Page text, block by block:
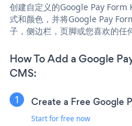
创建自定义的Google Pay Form
式和颜色，并将Google Pay
子，侧边栏，页脚或您喜欢的任
How To Add a Google
CMS:
Create a Free Google
Start for free now